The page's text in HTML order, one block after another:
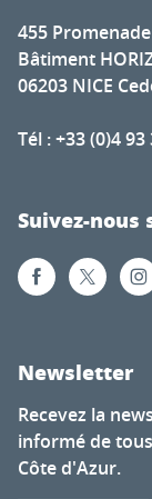
455
Bâtiment
06203 NICE
Tél : +33 (0)4 93
Suivez-nous
Newsletter
Recevez la
informé de
Côte d'Azur.